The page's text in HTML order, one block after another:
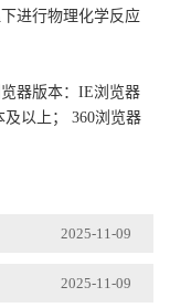
进行物理化学反应
器版本：IE浏览器
及以上； 360浏览器
2025-11-09
2025-11-09